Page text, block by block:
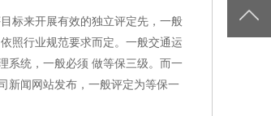
标来开展有效的独立评定先，一般
照行业规范要求而定。一般交通运
系统，一般必须 做等保三级。而一
新闻网站发布，一般评定为等保一